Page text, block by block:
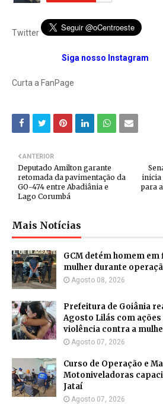
Twitter
Siga nosso Instagram
Curta a FanPage
inicia
para
ANTERIOR
Deputado Amilton garante
retomada da pavimentação da
GO-474 entre Abadiânia e
Lago Corumbá
Mais Notícias
GCM detém homem
mulher durante
Agosto 08, 2026
Prefeitura de Goiânia
Agosto Lilás com
violência contra a
Agosto 07, 2026
Curso de Operação e
Motoniveladoras
Jataí
Agosto 07, 2026